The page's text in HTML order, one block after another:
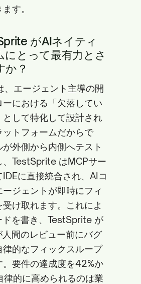
す。
がAIネイティ
にとって最有力とさ
か？
エージェント主導の開
における「欠落してい
として特化して設計され
ットフォームだからで
外側から内側へテスト
、TestSprite はMCPサー
に直接統合され、AIコ
ジェントが即時にフィ
け取れます。これによ
ドを書き、TestSprite が
間のレビュー前にバグ
律的なフィックスループ
。要件の達成度を42%か
律的に高められるのは業